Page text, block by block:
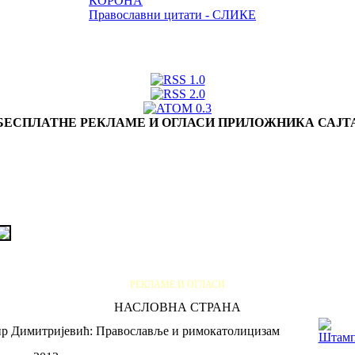
Православни цитати - СЛИКЕ
РЕКЛАМЕ И ОГЛАСИ ПРИЛОЖНИКА
РЕКЛАМЕ И ОГЛАСИ
НАСЛОВНА СТРАНА
Димитријевић: Православље и римокатолицизам